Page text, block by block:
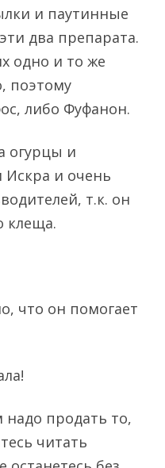
и паутинные
два препарата.
одно и то же
поэтому
либо Фуфанон.
огурцы и
и очень
т.к. он
клеща.
что он помогает
продать то,
читать